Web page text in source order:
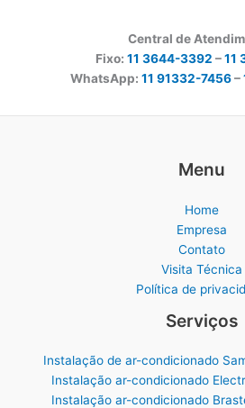
Central de
Fixo: 11 3644-3392 –11
WhatsApp: 11 91332-7456–
Menu
Home
Empresa
Contato
Visita Técnica
Política de
Serviços
Instalação de ar-condicionado
Instalação ar-condicionado
Instalação ar-condicionado